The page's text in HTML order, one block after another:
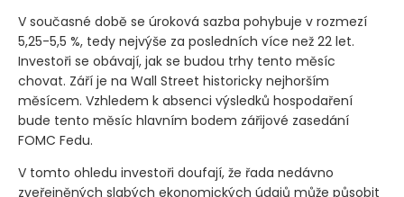
V současné době se úroková sazba pohybuje v rozmezí
5,25-5,5 %, tedy nejvýše za posledních více než 22 let.
Investoři se obávají, jak se budou trhy tento měsíc
chovat. Září je na Wall Street historicky nejhorším
měsícem. Vzhledem k absenci výsledků hospodaření
bude tento měsíc hlavním bodem zářijové zasedání
FOMC Fedu.
V tomto ohledu investoři doufají, že řada nedávno
zveřejněných slabých ekonomických údajů může působit